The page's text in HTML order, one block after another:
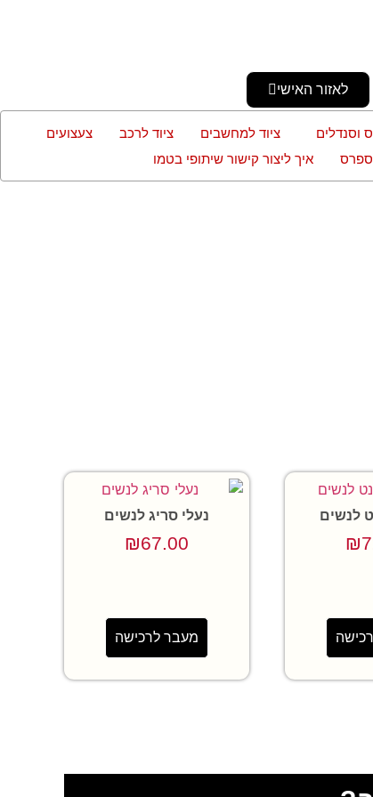
לאזור האישי
וסנדלים ציוד למחשבים ציוד לרכב
צעצועים
איך ליצור קישור שיתופי בטמו
לנשים
₪
נעלי סריג לנשים
₪67.00
מעבר לרכישה